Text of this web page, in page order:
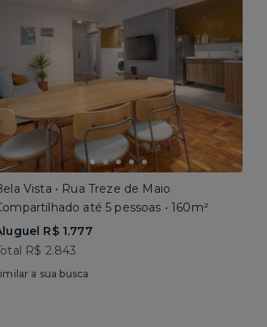
Vista • Rua Treze de Maio
até 5 pessoas • 160m²
R$ 1.777
R$ 2.843
a sua busca